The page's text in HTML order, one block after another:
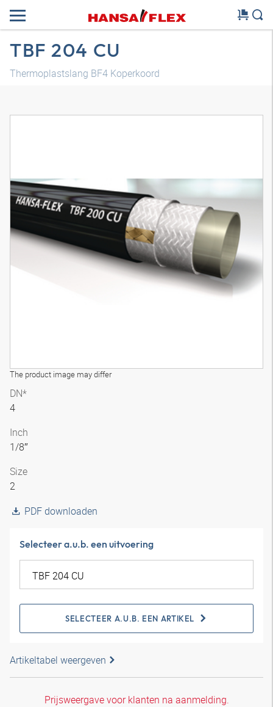
TBF 204 CU
Thermoplastslang BF4 Koperkoord
The product image may differ
DN*
4
Inch
1/8″
Size
2
PDF downloaden
Selecteer a.u.b. een uitvoering
SELECTEER A.U.B. EEN ARTIKEL
Artikeltabel weergeven
Prijsweergave voor klanten na aanmelding.